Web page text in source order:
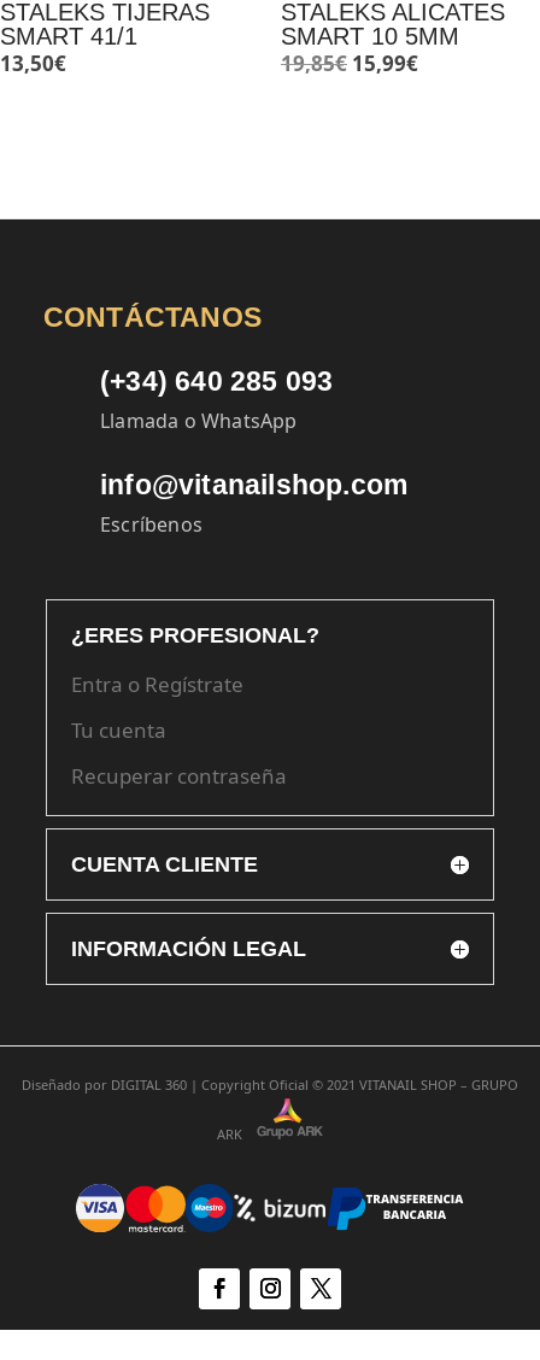
STALEKS TIJERAS
SMART 41/1
13,50€
STALEKS ALICATES
SMART 10 5MM
19,85€ El
15,99€El
CONTÁCTANOS
(+34) 640 285 093
Llamada o WhatsApp
info@vitanailshop.com
Escríbenos
¿ERES PROFESIONAL?
Entra o Regístrate
Tu cuenta
Recuperar contraseña
CUENTA CLIENTE
INFORMACIÓN LEGAL
Diseñado por DIGITAL 360 | Copyright Oficial © 2021 VITANAIL SHOP – GRUPO
ARK